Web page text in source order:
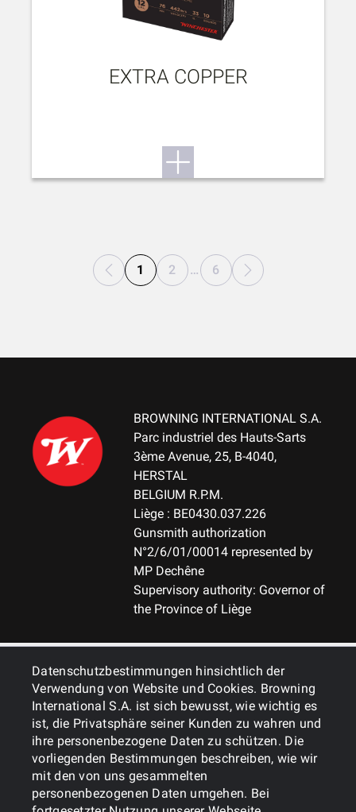
Datenschutzbestimmungen hinsichtlich der
Verwendung von Website und Cookies. Browning
International S.A. ist sich bewusst, wie wichtig es
ist, die Privatsphäre seiner Kunden zu wahren und
ihre personenbezogene Daten zu schützen. Die
vorliegenden Bestimmungen beschreiben, wie wir
mit den von uns gesammelten
personenbezogenen Daten umgehen. Bei
EXTRA COPPER
1 2 … 6
BROWNING INTERNATIONAL S.A.
Parc industriel des Hauts-Sarts
3ème Avenue, 25, B-4040,
HERSTAL
BELGIUM R.P.M.
Liège : BE0430.037.226
Gunsmith authorization
N°2/6/01/00014 represented by
MP Dechêne
Supervisory authority: Governor of
the Province of Liège
ALLGEMEINES
DIENSTLEISTUNGEN